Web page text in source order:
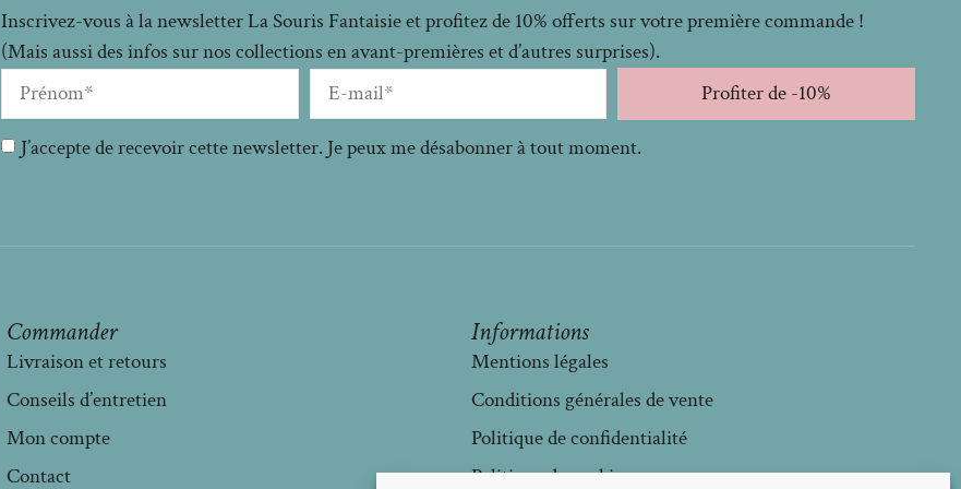
Inscrivez-vous à la newsletter La Souris Fantaisie et profitez de 10% offerts sur votre première commande !
(Mais aussi des infos sur nos collections en avant-premières et d’autres surprises).
J’accepte de recevoir cette newsletter. Je peux me désabonner à tout moment.
Profiter de -10%
Commander
Livraison et retours
Conseils d’entretien
Mon compte
Contact
Informations
Mentions légales
Conditions générales de vente
Politique de confidentialité
Politique de cookies